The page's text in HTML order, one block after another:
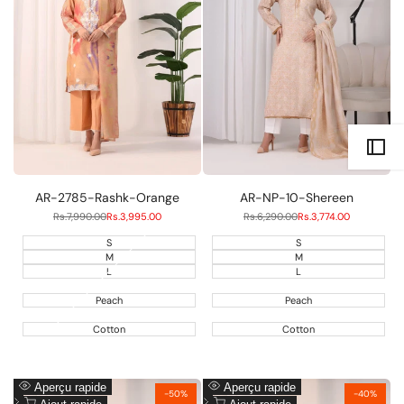
AR-2785-Rashk-Orange
Prix
régulier
Rs.7,990.00Prix
soldé
Rs.3,995.00
S
M
L
Peach
Cotton
AR-NP-10-Shereen
Prix
régulier
Rs.6,290.00Prix
soldé
Rs.3,774.00
S
M
L
Peach
Cotton
-50%
Ajouter
Aperçu rapide
-40%
Ajouter
Aperçu rapide